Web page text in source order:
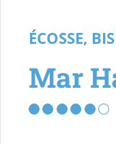
ÉCOSSE,
Mar